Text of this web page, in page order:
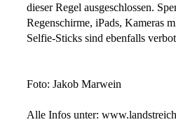
dieser Regel ausgeschlossen.
Regenschirme, iPads, Kameras
Selfie-Sticks sind ebenfalls
Foto: Jakob Marwein
Alle Infos unter: